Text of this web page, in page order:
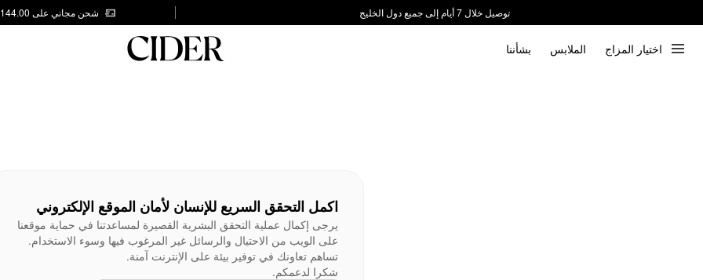
توصيل خلال 7 أيام إلى جميع دول الخليج
شحن مجاني على AED 144.00
اختيار المزاج الملابس بشأننا
اكمل التحقق السريع للإنسان لأمان الموقع الإلكتروني
يرجى إكمال عملية التحقق البشرية القصيرة لمساعدتنا في حماية موقعنا
على الويب من الاحتيال والرسائل غير المرغوب فيها وسوء الاستخدام.
تساهم تعاونك في توفير بيئة على الإنترنت آمنة.
شكرا لدعمكم.